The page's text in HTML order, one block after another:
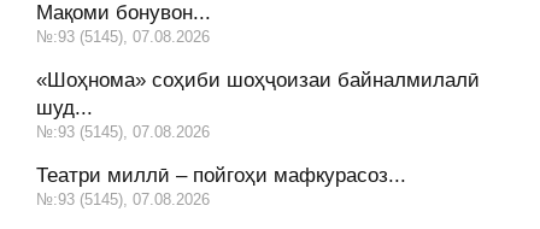
Мақоми бонувон...
№:93 (5145), 07.08.2026
«Шоҳнома» соҳиби шоҳҷоизаи байналмилалӣ
шуд...
№:93 (5145), 07.08.2026
Театри миллӣ – пойгоҳи мафкурасоз...
№:93 (5145), 07.08.2026